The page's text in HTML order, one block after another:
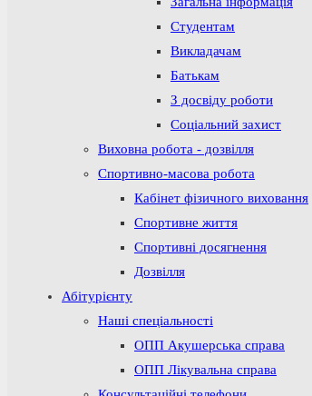
Студентам
Викладачам
Батькам
З досвіду роботи
Соціальний захист
Виховна робота - дозвілля
Спортивно-масова робота
Кабінет фізичного виховання
Спортивне життя
Спортивні досягнення
Дозвілля
Абітурієнту
Наші спеціальності
ОПП Акушерська справа
ОПП Лікувальна справа